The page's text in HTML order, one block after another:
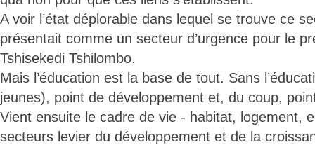
A voir l’état déplorable dans lequel se trouve ce
présentait comme un secteur d’urgence pour le
Tshisekedi Tshilombo.
Mais l’éducation est la base de tout. Sans
jeunes), point de développement et, du coup,
Vient ensuite le cadre de vie - habitat, logement,
secteurs levier du développement et de la